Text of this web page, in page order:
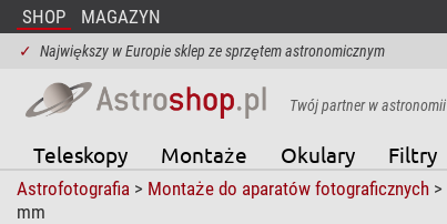
SHOP MAGAZYN
✓ Największy w Europie sklep ze sprzętem astronomicznym
Twój partner w astronomii
Teleskopy Montaże Okulary Filtry
Astrofotografia > Montaże do aparatów fotograficznych>
mm